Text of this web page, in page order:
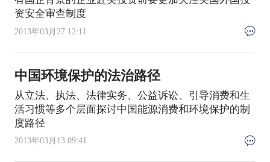
资安全审查制度
2013年03月27 12:11
中国环境保护的法治路径
从立法、执法、法律实务、公益诉讼、引导消费和生
活习惯等多个层面探讨中国能源消费和环境保护的制
度路径
2013年03月13 09:41